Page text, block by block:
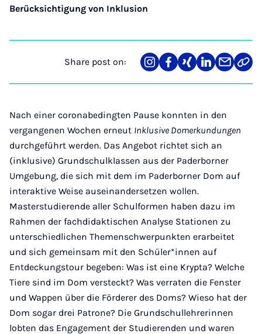
Berücksichtigung von Inklusion
Share post on:
Share
on
Teilen
auf
Teilen
auf
Teilen
auf
Teilen
über
Link
Nach einer coronabedingten Pause konnten in den
vergangenen Wochen erneut Inklusive Domerkundungen
durchgeführt werden. Das Angebot richtet sich an
(inklusive) Grundschulklassen aus der Paderborner
Umgebung, die sich mit dem im Paderborner Dom auf
interaktive Weise auseinandersetzen wollen.
Masterstudierende aller Schulformen haben dazu im
Rahmen der fachdidaktischen Analyse Stationen zu
unterschiedlichen Themenschwerpunkten erarbeitet
und sich gemeinsam mit den Schüler*innen auf
Entdeckungstour begeben: Was ist eine Krypta? Welche
Tiere sind im Dom versteckt? Was verraten die Fenster
und Wappen über die Förderer des Doms? Wieso hat der
Dom sogar drei Patrone? Die Grundschullehrerinnen
lobten das Engagement der Studierenden und waren